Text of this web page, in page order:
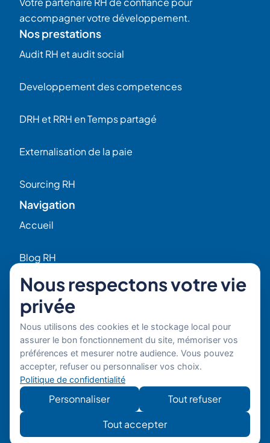
accompagner votre développement.
Nos prestations
Audit RH et audit social
Developpement des competences
DRH et RRH en Temps partagé
Externalisation de la paie
Sourcing RH
Navigation
Accueil
Blog RH
Qui sommes-nous ?
Nos Expert(e)s
Offres d’emploi RH
Contact
F92300 Levallois
+ 33 (0)1 42 70 97 20
Par email
Nous respectons votre vie
privée
Nous utilisons des cookies et le stockage local pour
assurer le bon fonctionnement du site, mémoriser vos
préférences et mesurer notre audience. Vous pouvez
accepter, refuser ou personnaliser vos choix.
Politique de confidentialité
Personnaliser
Tout refuser
Tout accepter